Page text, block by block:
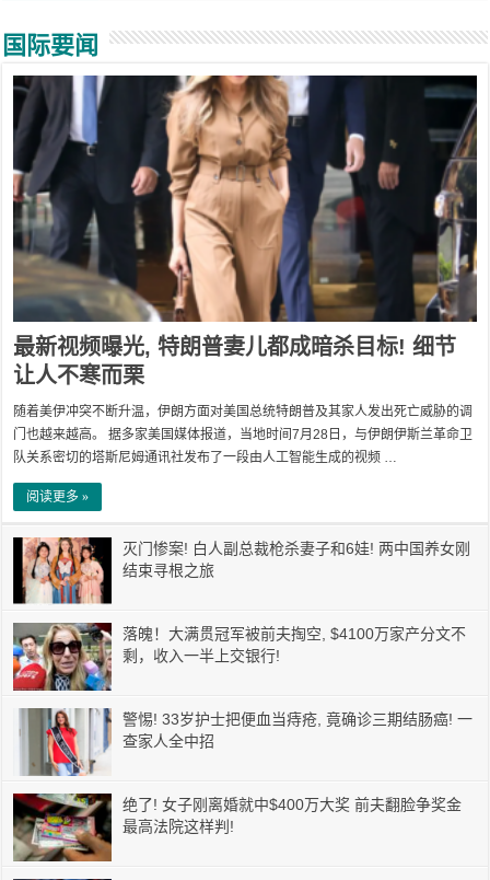
国际要闻
最新视频曝光, 特朗普妻儿都成暗杀目标! 细节
让人不寒而栗
随着美伊冲突不断升温，伊朗方面对美国总统特朗普及其家人发出死亡威胁的调
门也越来越高。 据多家美国媒体报道，当地时间7月28日，与伊朗伊斯兰革命卫
队关系密切的塔斯尼姆通讯社发布了一段由人工智能生成的视频 …
阅读更多 »
灭门惨案! 白人副总裁枪杀妻子和6娃! 两中国养女刚
结束寻根之旅
落魄！大满贯冠军被前夫掏空, $4100万家产分文不
剩，收入一半上交银行!
警惕! 33岁护士把便血当痔疮, 竟确诊三期结肠癌! 一
查家人全中招
绝了! 女子刚离婚就中$400万大奖 前夫翻脸争奖金
最高法院这样判!